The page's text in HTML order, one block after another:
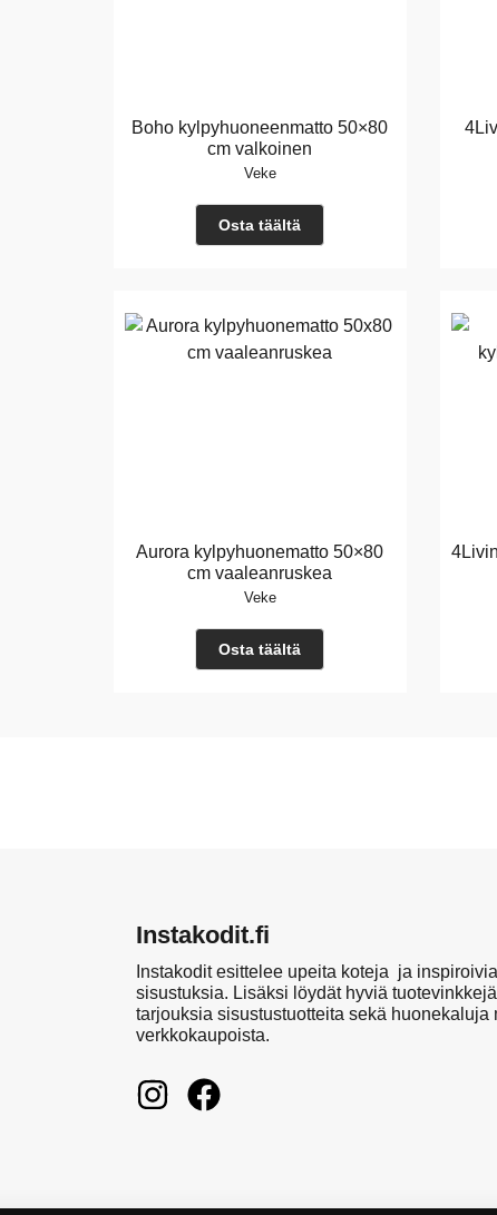
Boho kylpyhuoneenmatto 50×80
cm valkoinen
Veke
Osta täältä
Aurora kylpyhuonematto 50×80
cm vaaleanruskea
Veke
Osta täältä
Instakodit.fi
Instakodit esittelee upeita koteja ja inspiroivia
sisustuksia. Lisäksi löydät hyviä
tarjouksia sisustustuotteita sekä huonekaluja
verkkokaupoista.